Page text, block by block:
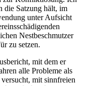
die Satzung hält, im
unter Aufsicht
Nestbeschmutzer
zu setzen.
mit dem er
alle Probleme als
mit sinnfreien